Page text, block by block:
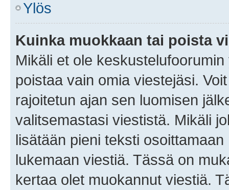
Ylös
Kuinka muokkaan tai poista
Mikäli et ole
poistaa vain omia viestejäsi.
rajoitetun ajan sen luomisen
valitsemastasi viestistä. Mikäli
lisätään pieni teksti
lukemaan viestiä. Tässä on
kertaa olet muokannut viestiä.